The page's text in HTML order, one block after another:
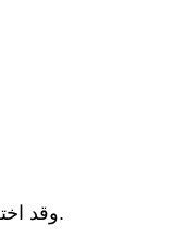
وقد اختلف على كثير في هذا الحديث ؛ فروي عنه: عن عبد الله بن عبد الرحمن بن كعب، على ما سبق.